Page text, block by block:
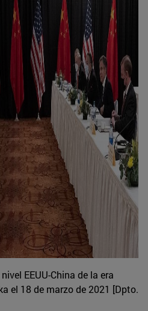
EEUU-China de la era
el 18 de marzo de 2021 [Dpto.